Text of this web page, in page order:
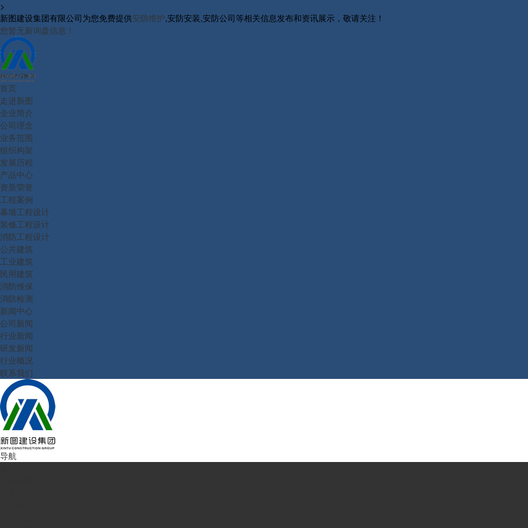
>
新图建设集团有限公司为您免费提供安防维护,安防安装,安防公司等相关信息发布和资讯展示，敬请关注！
您暂无新询盘信息！
首页
走进新图
企业简介
公司理念
业务范围
组织构架
发展历程
产品中心
资质荣誉
工程案例
幕墙工程设计
装修工程设计
消防工程设计
公共建筑
工业建筑
民用建筑
消防维保
消防检测
新闻中心
公司新闻
行业新闻
研发新闻
行业概况
联系我们
导航